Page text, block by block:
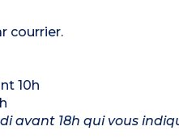
courrier.
10h
avant 18h qui vous